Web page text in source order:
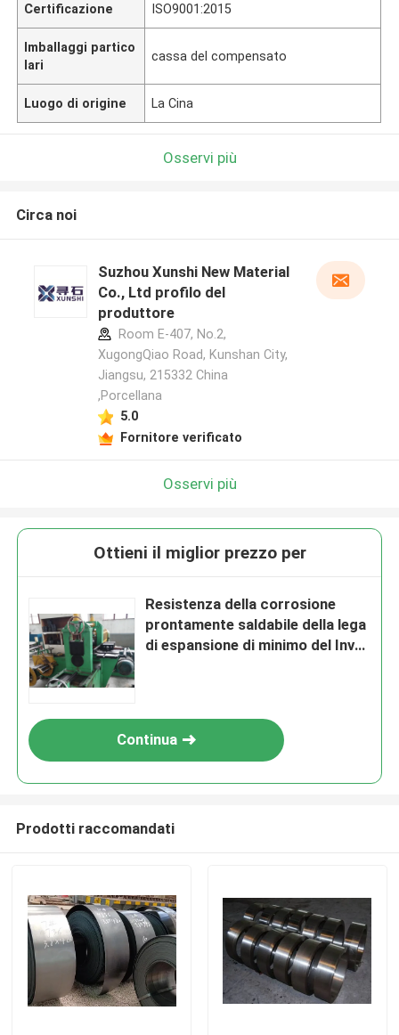
Certificazione ISO9001:2015
Imballaggi partico
lari
cassa del compensato
Luogo di origine La Cina
Osservi più
Circa noi
Suzhou Xunshi New Material
Co., Ltd profilo del
produttore
Room E-407, No.2,
XugongQiao Road, Kunshan City,
Jiangsu, 215332 China
,Porcellana
5.0
Fornitore verificato
Osservi più
Ottieni il miglior prezzo per
Resistenza della corrosione
prontamente saldabile della lega
di espansione di minimo del Invar
Continua
Prodotti raccomandati